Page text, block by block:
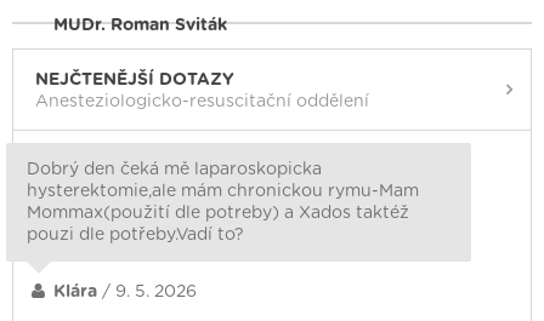
MUDr. Roman Sviták
NEJČTENĚJŠÍ DOTAZY
Anesteziologicko-resuscitační oddělení
Dobrý den čeká mě laparoskopicka
hysterektomie,ale mám chronickou rymu-Mam
Mommax(použití dle potreby) a Xados taktéž
pouzi dle potřeby.Vadí to?
Klára / 9. 5. 2026